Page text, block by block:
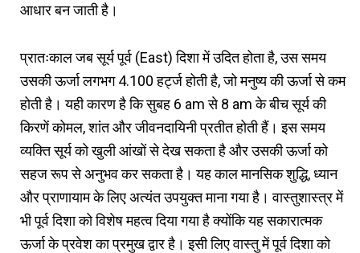
आधार बन जाती है।
प्रातःकाल जब सूर्य पूर्व (East) दिशा में उदित होता है, उस समय
उसकी ऊर्जा लगभग 4.100 हर्ट्ज होती है, जो मनुष्य की ऊर्जा से कम
होती है। यही कारण है कि सुबह 6 am से 8 am के बीच सूर्य की
किरणें कोमल, शांत और जीवनदायिनी प्रतीत होती हैं। इस समय
व्यक्ति सूर्य को खुली आंखों से देख सकता है और उसकी ऊर्जा को
सहज रूप से अनुभव कर सकता है। यह काल मानसिक शुद्धि, ध्यान
और प्राणायाम के लिए अत्यंत उपयुक्त माना गया है। वास्तुशास्त्र में
भी पूर्व दिशा को विशेष महत्व दिया गया है क्योंकि यह सकारात्मक
ऊर्जा के प्रवेश का प्रमुख द्वार है। इसी लिए वास्तु में पूर्व दिशा को